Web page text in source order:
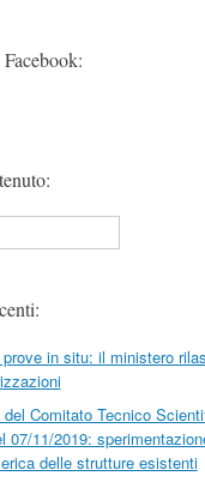
prove in situ: il ministero
del Comitato Tecnico
07/11/2019:
delle strutture esistenti